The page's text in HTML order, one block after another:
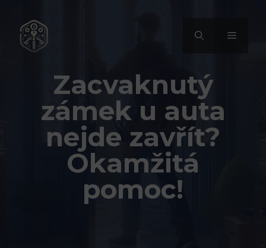
obsah
MENU
Zacvaknutý
zámek u auta
nejde zavřít?
Okamžitá
pomoc!